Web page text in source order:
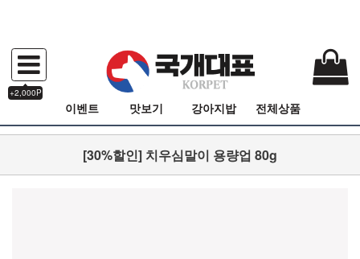
+2,000P
이벤트 맛보기 강아지밥 전체상품
[30%할인] 치우심말이 용량업 80g